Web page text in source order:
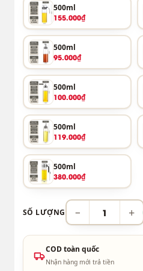
500ml
155.000₫
500ml
95.000₫
500ml
100.000₫
500ml
119.000₫
500ml
380.000₫
SỐ LƯỢNG − +
COD toàn quốc
Nhận hàng mới trả tiền